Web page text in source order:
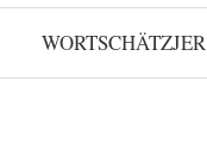
WORTSCHÄTZJER